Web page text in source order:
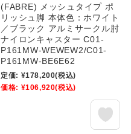
(FABRE) メッシュタイプ ポ
リッシュ脚 本体色：ホワイト
／ブラック アルミサークル肘
ナイロンキャスター C01-
P161MW-WEWEW2/C01-
P161MW-BE6E62
定価: ¥178,200(税込)
価格: ¥106,920(税込)